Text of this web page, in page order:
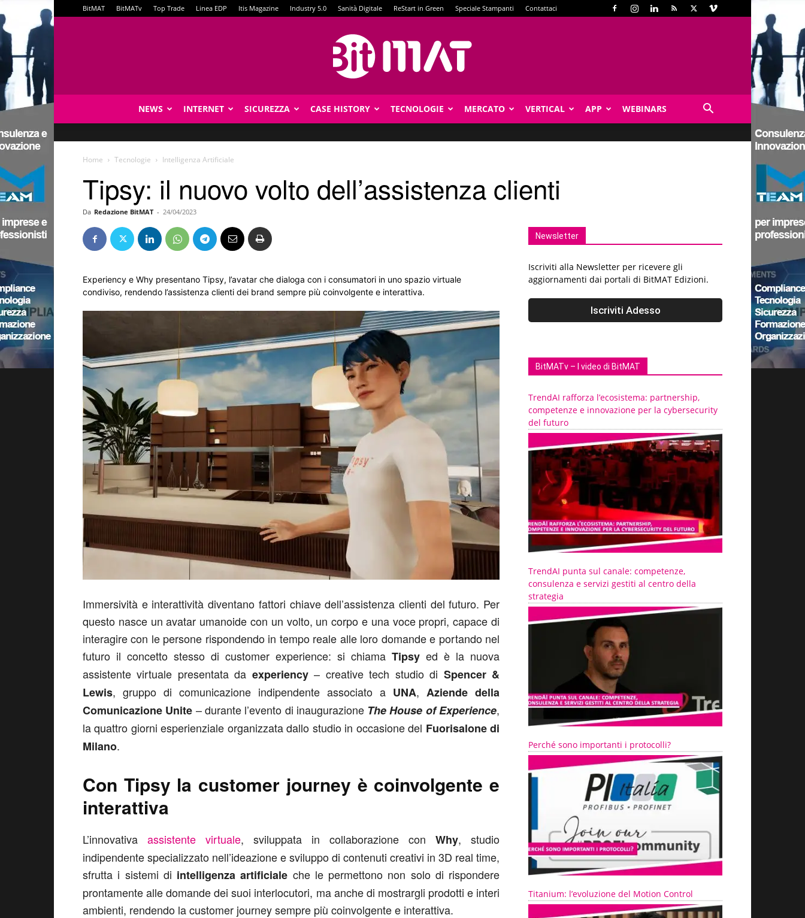
BitMAT BitMATv Top Trade Linea EDP Itis Magazine Industry 5.0 Sanità Digitale ReStart in Green Speciale Stampanti Contattaci
NEWS INTERNET SICUREZZA CASE HISTORY TECNOLOGIE MERCATO VERTICAL APP WEBINARS
Home Tecnologie Intelligenza Artificiale
Tipsy: il nuovo volto dell’assistenza clienti
Da Redazione BitMAT - 24/04/2023
Experiency e Why presentano Tipsy, l’avatar che dialoga con i consumatori in uno spazio virtuale
condiviso, rendendo l’assistenza clienti dei brand sempre più coinvolgente e interattiva.
Immersività e interattività diventano fattori chiave dell’assistenza clienti del futuro. Per
questo nasce un avatar umanoide con un volto, un corpo e una voce propri, capace di
interagire con le persone rispondendo in tempo reale alle loro domande e portando nel
futuro il concetto stesso di customer experience: si chiama Tipsy ed è la nuova
assistente virtuale presentata da experiency– creative tech studio di Spencer &
Lewis, gruppo di comunicazione indipendente associato a UNA, Aziende della
Comunicazione Unite – durante l’evento di inaugurazione The House of Experience,
la quattro giorni esperienziale organizzata dallo studio in occasione del Fuorisalone di
Milano.
Con Tipsy la customer journey è coinvolgente e
interattiva
L’innovativa assistente virtuale, sviluppata in collaborazione con Why, studio
indipendente specializzato nell’ideazione e sviluppo di contenuti creativi in 3D real time,
sfrutta i sistemi di intelligenza artificiale che le permettono non solo di rispondere
prontamente alle domande dei suoi interlocutori, ma anche di mostrargli prodotti e interi
ambienti, rendendo la customer journey sempre più coinvolgente e interattiva.
Newsletter
Iscriviti alla Newsletter per ricevere gli
aggiornamenti dai portali di BitMAT Edizioni.
BitMATv – I video di BitMAT
TrendAI rafforza l’ecosistema: partnership,
competenze e innovazione per la cybersecurity
del futuro
TrendAI punta sul canale: competenze,
consulenza e servizi gestiti al centro della
strategia
Perché sono importanti i protocolli?
Titanium: l’evoluzione del Motion Control